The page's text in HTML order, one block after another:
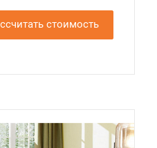
стоимость